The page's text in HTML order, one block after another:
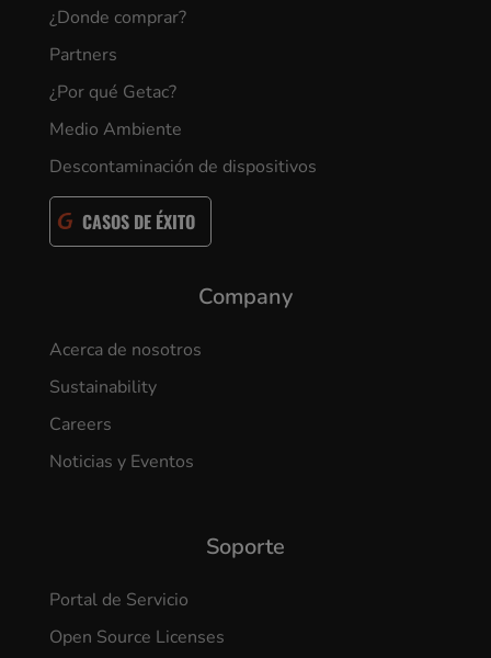
¿Donde comprar?
Partners
¿Por qué Getac?
Medio Ambiente
Descontaminación de dispositivos
CASOS DE ÉXITO
Company
Acerca de nosotros
Sustainability
Careers
Noticias y Eventos
Soporte
Portal de Servicio
Open Source Licenses